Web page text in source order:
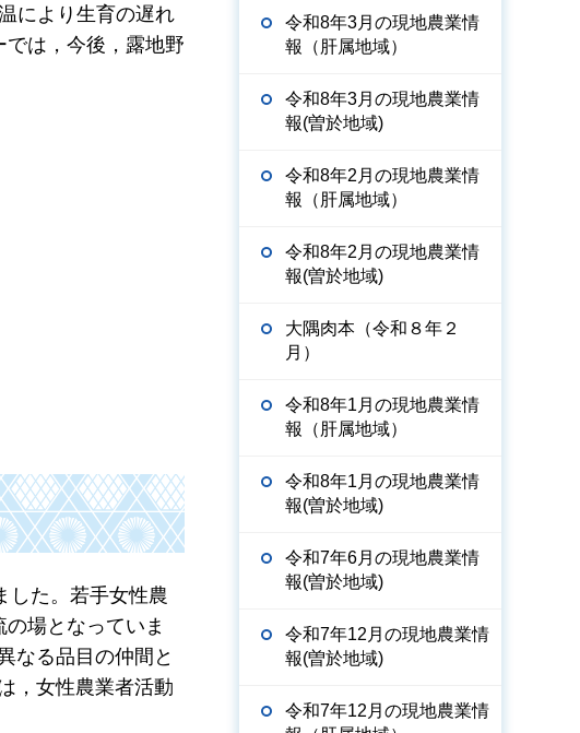
により生育の遅れ
は，今後，露地野
した。若手女性農
場となっていま
なる品目の仲間と
，女性農業者活動
令和8年3月の現地農業情
報（肝属地域）
令和8年3月の現地農業情
報(曽於地域)
令和8年2月の現地農業情
報（肝属地域）
令和8年2月の現地農業情
報(曽於地域)
大隅肉本（令和８年２
月）
令和8年1月の現地農業情
報（肝属地域）
令和8年1月の現地農業情
報(曽於地域)
令和7年6月の現地農業情
報(曽於地域)
令和7年12月の現地農業情
報(曽於地域)
令和7年12月の現地農業情